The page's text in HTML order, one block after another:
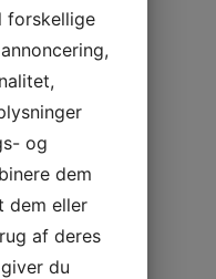
forskellige
og
dem
dem eller
af deres
du